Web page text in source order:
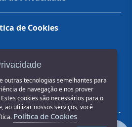
de Cookies
Municipal de Jahu | Rua Paissandu, 444 -
CEP: 17201-900
outras tecnologias semelhantes para
de navegação e nos prover
cookies são necessários para o
ao utilizar nossos serviços, você
Política de Cookies